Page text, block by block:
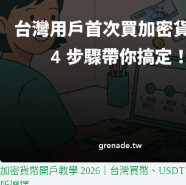
加密貨幣開戶教學 2026｜台灣買幣、